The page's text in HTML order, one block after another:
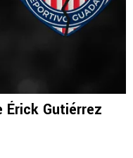
Érick Gutiérrez